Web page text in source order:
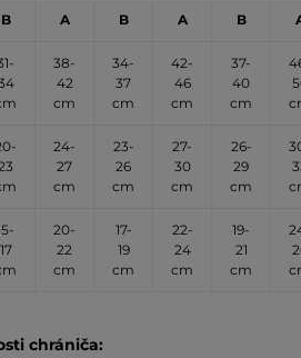
B A B A B
38-
42
cm
34-
37
cm
42-
46
cm
37-
40
cm
24-
27
cm
23-
26
cm
27-
30
cm
26-
29
cm
17
20-
22
cm
17-
19
cm
22-
24
cm
19-
21
cm
chrániča: